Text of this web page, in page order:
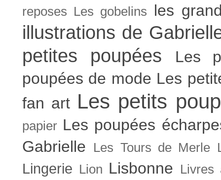
reposes Les gobelins les
illustrations de
petites poupées
Les
poupées de mode Les
fan art Les petits
papier Les poupées
Gabrielle
Les Tours de Merle
Lingerie Lion Lisbonne
Livres